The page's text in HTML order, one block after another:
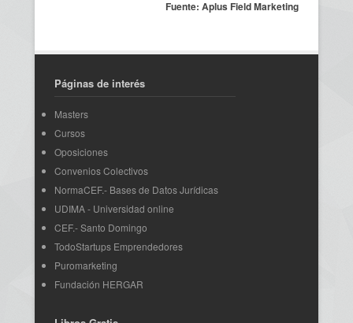
Fuente: Aplus Field Marketing
Páginas de interés
Masters
Cursos
Oposiciones
Convenios Colectivos
NormaCEF.- Bases de Datos Jurídicas
UDIMA - Universidad online
CEF.- Santo Domingo
TodoStartups Emprendedores
Puromarketing
Fundación HERGAR